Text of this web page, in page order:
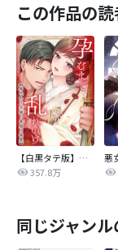
この作品の
【白黒タテ版】孕むまで乱れいけ～身代わり花嫁と軍服の猛愛
357.8万
同じジャン